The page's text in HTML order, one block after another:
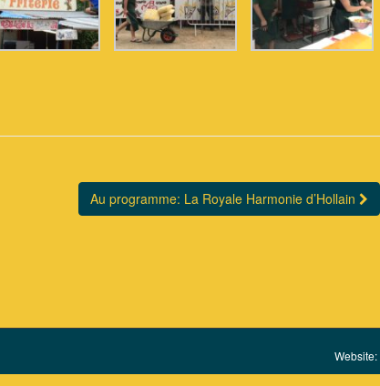
Au programme: La Royale Harmonie d’Hollain
Website: